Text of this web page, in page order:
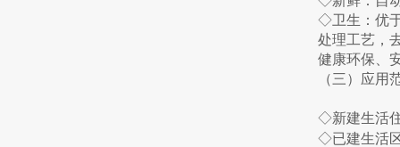
◇卫生：优
处理工艺，
健康环保、
（三）应用
◇新建生活
◇已建生活